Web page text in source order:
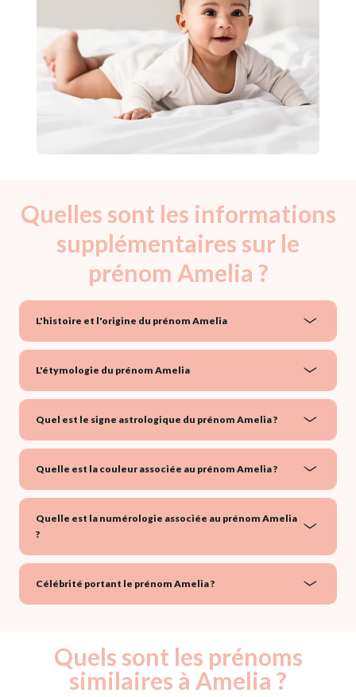
Quelles sont les informations
supplémentaires sur le
prénom Amelia ?
L'histoire et l'origine du prénom Amelia
L'étymologie du prénom Amelia
Quel est le signe astrologique du prénom Amelia ?
Quelle est la couleur associée au prénom Amelia ?
Quelle est la numérologie associée au prénom Amelia
?
Célébrité portant le prénom Amelia ?
Quels sont les prénoms
similaires à Amelia ?